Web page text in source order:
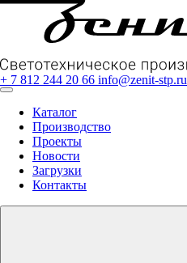
+ 7 812 244 20 66 info@zenit-stp.ru
Каталог
Производство
Проекты
Новости
Загрузки
Контакты